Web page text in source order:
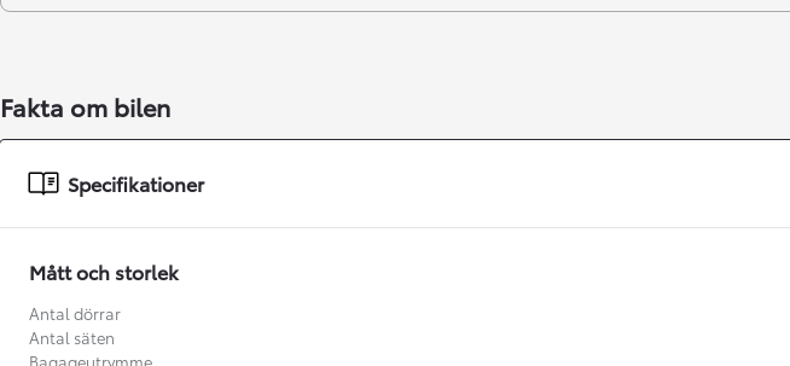
Från 238 900 kr
GR Yaris
Fakta om bilen
Specifikationer
Mått och storlek
Antal dörrar
Antal säten
Bagageutrymme